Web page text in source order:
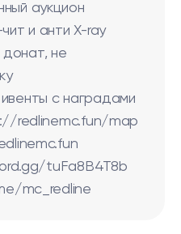
аукцион
и анти X-ray
не
с наградами
redlinemc.fun/map
tuFa8B4T8b
mc_redline